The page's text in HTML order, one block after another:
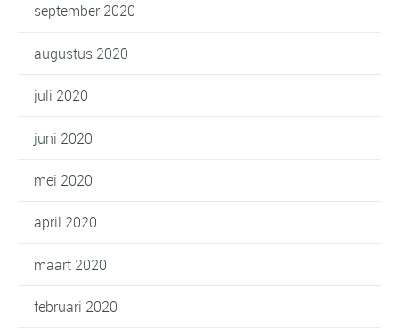
september 2020
augustus 2020
juli 2020
juni 2020
mei 2020
april 2020
maart 2020
februari 2020